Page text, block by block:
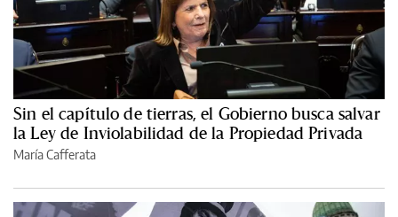
Sin el capítulo de tierras, el Gobierno busca salvar
la Ley de Inviolabilidad de la Propiedad Privada
María Cafferata